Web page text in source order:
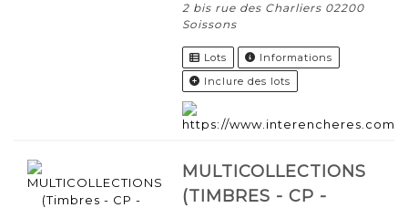
2 bis rue des Charliers 02200
Soissons
Lots
Informations
Inclure des lots
MULTICOLLECTIONS
(TIMBRES - CP -